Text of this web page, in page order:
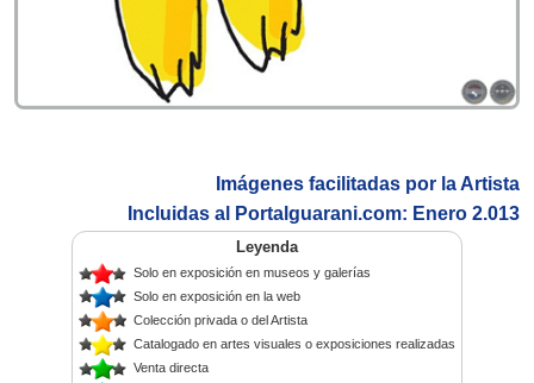
Imágenes facilitadas por la Artista
Incluidas al Portalguarani.com: Enero 2.013
Leyenda
Solo en exposición en museos y galerías
Solo en exposición en la web
Colección privada o del Artista
Catalogado en artes visuales o exposiciones realizadas
Venta directa